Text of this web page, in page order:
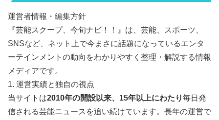
運営者情報・編集方針
『芸能スクープ、今旬ナビ！！』は、芸能、スポーツ、
SNSなど、ネット上で今まさに話題になっているエンタ
ーテインメントの動向をわかりやすく整理・解説する情報
メディアです。
1. 運営実績と独自の視点
当サイトは2010年の開設以来、15年以上にわたり毎日発
信される芸能ニュースを追い続けています。長年の運営で